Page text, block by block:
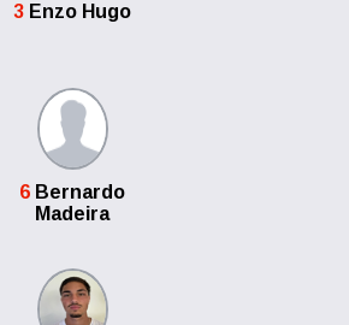
3 Enzo Hugo
6 Bernardo
Madeira